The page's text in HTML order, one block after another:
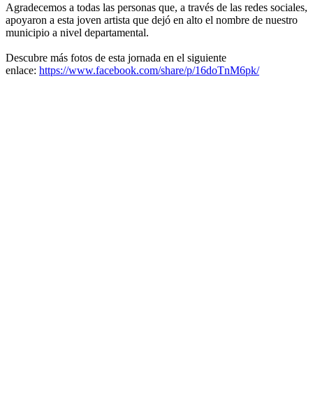
Agradecemos a todas las personas que, a través de las redes sociales,
apoyaron a esta joven artista que dejó en alto el nombre de nuestro
municipio a nivel departamental.
Descubre más fotos de esta jornada en el siguiente
enlace: https://www.facebook.com/share/p/16doTnM6pk/